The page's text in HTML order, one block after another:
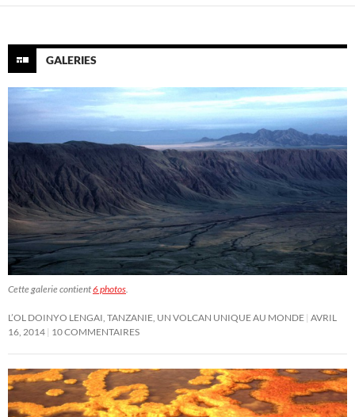
GALERIES
Cette galerie contient6 photos.
L’OL DOINYO LENGAI, TANZANIE, UN VOLCAN UNIQUE AU MONDE AVRIL
16, 2014 10 COMMENTAIRES